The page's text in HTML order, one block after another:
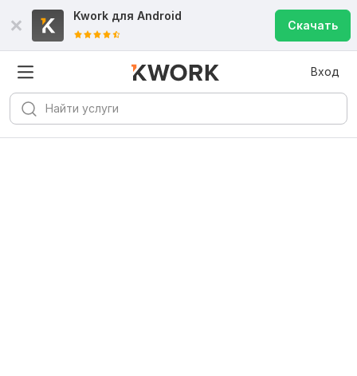
Kwork для Android
Скачать
Вход